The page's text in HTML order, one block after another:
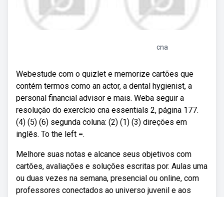
cna
Webestude com o quizlet e memorize cartões que
contém termos como an actor, a dental hygienist, a
personal financial advisor e mais. Weba seguir a
resolução do exercício cna essentials 2, página 177.
(4) (5) (6) segunda coluna: (2) (1) (3) direções em
inglês. To the left =.
Melhore suas notas e alcance seus objetivos com
cartões, avaliações e soluções escritas por. Aulas uma
ou duas vezes na semana, presencial ou online, com
professores conectados ao universo juvenil e aos